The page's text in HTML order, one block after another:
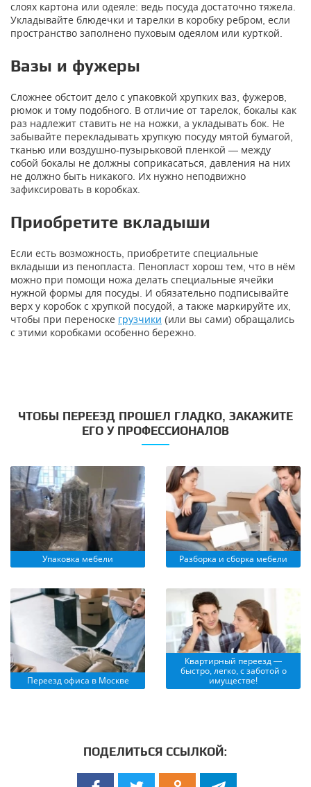
слоях картона или одеяле: ведь посуда достаточно тяжела.
Укладывайте блюдечки и тарелки в коробку ребром, если
пространство заполнено пуховым одеялом или курткой.
Вазы и фужеры
Сложнее обстоит дело с упаковкой хрупких ваз, фужеров,
рюмок и тому подобного. В отличие от тарелок, бокалы как
раз надлежит ставить не на ножки, а укладывать бок. Не
забывайте перекладывать хрупкую посуду мятой бумагой,
тканью или воздушно-пузырьковой пленкой — между
собой бокалы не должны соприкасаться, давления на них
не должно быть никакого. Их нужно неподвижно
зафиксировать в коробках.
Приобретите вкладыши
Если есть возможность, приобретите специальные
вкладыши из пенопласта. Пенопласт хорош тем, что в нём
можно при помощи ножа делать специальные ячейки
нужной формы для посуды. И обязательно подписывайте
верх у коробок с хрупкой посудой, а также маркируйте их,
чтобы при переноске грузчики (или вы сами) обращались
с этими коробками особенно бережно.
ЧТОБЫ ПЕРЕЕЗД ПРОШЕЛ ГЛАДКО, ЗАКАЖИТЕ
ЕГО У ПРОФЕССИОНАЛОВ
Упаковка мебели Разборка и сборка мебели
Переезд офиса в Москве
Квартирный переезд —
быстро, легко, с заботой о
имуществе!
ПОДЕЛИТЬСЯ ССЫЛКОЙ: